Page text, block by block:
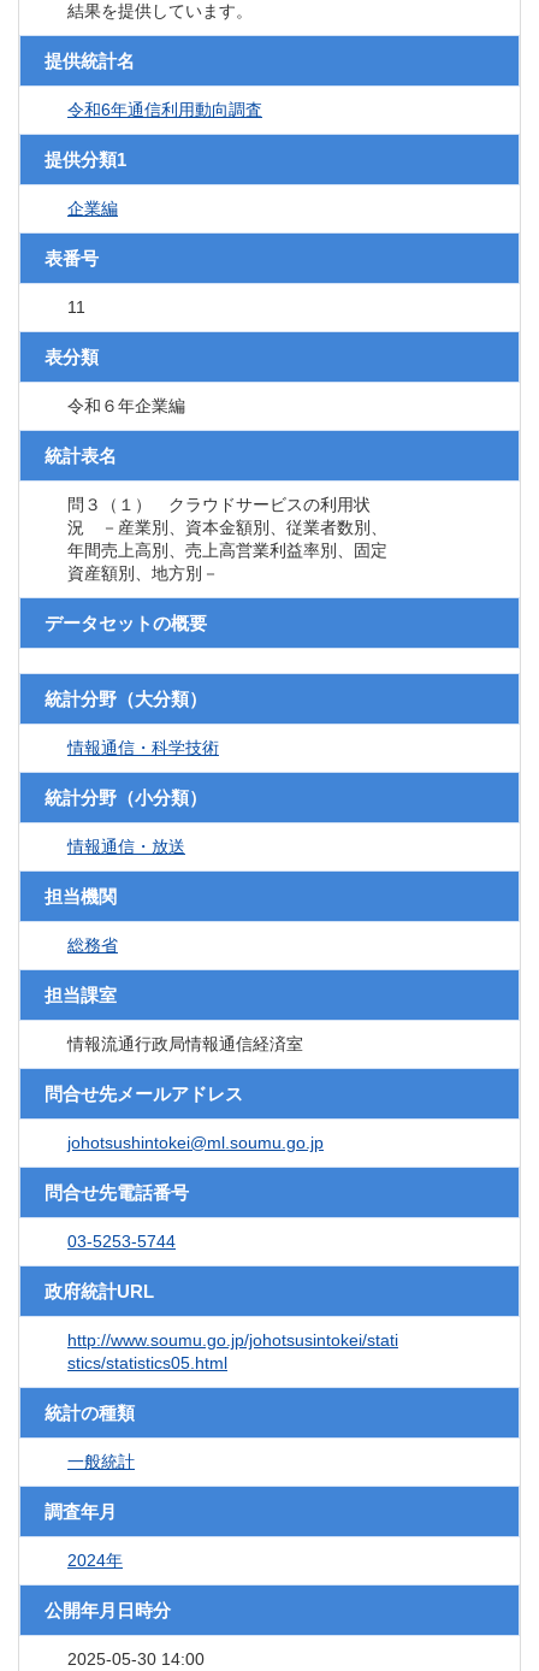
結果を提供しています。
提供統計名
令和6年通信利用動向調査
提供分類1
企業編
表番号
11
表分類
令和６年企業編
統計表名
問３（１） クラウドサービスの利用状
況 －産業別、資本金額別、従業者数別、
年間売上高別、売上高営業利益率別、固定
資産額別、地方別－
データセットの概要
統計分野（大分類）
情報通信・科学技術
統計分野（小分類）
情報通信・放送
担当機関
総務省
担当課室
情報流通行政局情報通信経済室
問合せ先メールアドレス
johotsushintokei@ml.soumu.go.jp
問合せ先電話番号
03-5253-5744
政府統計URL
http://www.soumu.go.jp/johotsusintokei/stati
stics/statistics05.html
統計の種類
一般統計
調査年月
2024年
公開年月日時分
2025-05-30 14:00